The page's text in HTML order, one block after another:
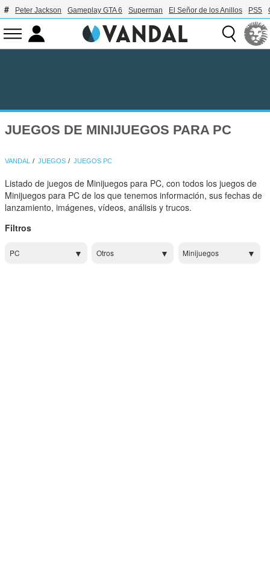
Peter Jackson Gameplay GTA 6 Superman El Señor de los Anillos PS5
JUEGOS DE MINIJUEGOS PARA PC
VANDAL JUEGOS JUEGOS PC
Listado de juegos de Minijuegos para PC, con todos los juegos de
Minijuegos para PC de los que tenemos información, sus fechas de
lanzamiento, imágenes, vídeos, análisis y trucos.
Filtros
PC Otros Minijuegos